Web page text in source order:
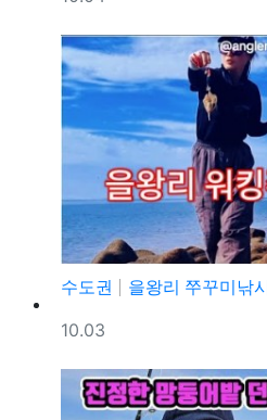
수도권
을왕리 쭈꾸미낚시 서울
등록일
10.03